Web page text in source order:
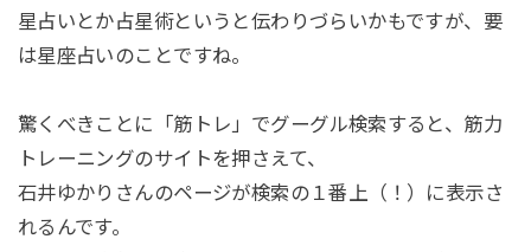
星占いとか占星術というと伝わりづらいかもですが、要
は星座占いのことですね。
驚くべきことに「筋トレ」でグーグル検索すると、筋力
トレーニングのサイトを押さえて、
石井ゆかりさんのページが検索の１番上（！）に表示さ
れるんです。